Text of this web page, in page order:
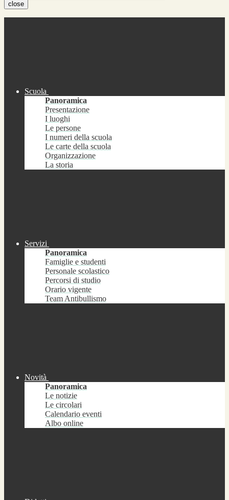
close
Scuola
Panoramica
Presentazione
I luoghi
Le persone
I numeri della scuola
Le carte della scuola
Organizzazione
La storia
Servizi
Panoramica
Famiglie e studenti
Personale scolastico
Percorsi di studio
Orario vigente
Team Antibullismo
Novità
Panoramica
Le notizie
Le circolari
Calendario eventi
Albo online